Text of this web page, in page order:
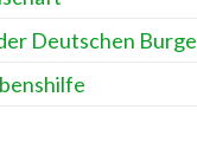
Deutschen